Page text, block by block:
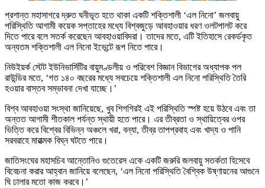
প্রশান্ত মহাসাগরে দ্রুত ঘনীভূত হতে থাকা একটি শক্তিশালী ‘এল নিনো’ জলবায়ু
পরিস্থিতি আগামী কয়েক সপ্তাহের মধ্যে বিশ্বজুড়ে আবহাওয়ার ধরণ ওলটপালট করে
দিতে পারে বলে সতর্ক করেছেন আবহাওয়াবিদরা। তাদের মতে, এটি ইতিহাসে রেকর্ডকৃত
অন্যতম শক্তিশালী এল নিনো ইভেন্টে রূপ নিতে পারে।
নিউইয়র্ক স্টেট ইউনিভার্সিটির বায়ুমণ্ডলীয় ও পরিবেশ বিজ্ঞান বিভাগের অধ্যাপক পল
রাউন্ডির মতে, ‘গত ১৪০ বছরের মধ্যে সবচেয়ে শক্তিশালী এল নিনো পরিস্থিতি তৈরি
হওয়ার বাস্তব সম্ভাবনা দেখা যাচ্ছে।’
বিশ্ব আবহাওয়া সংস্থা জানিয়েছে, খুব শিগগিরই এই পরিস্থিতি স্পষ্ট হয়ে উঠবে এবং তা
অন্তত আগামী শীতকাল পর্যন্ত স্থায়ী হতে পারে। এর তীব্রতা ও স্থায়িত্বের ওপর
ভিত্তি করে বিশ্বের বিভিন্ন অঞ্চলে খরা, বন্যা, তীব্র তাপপ্রবাহ এবং খাদ্য ও পানি
সরবরাহে মারাত্মক বিঘ্ন ঘটতে পারে।
জাতিসংঘের মহাসচিব আন্তোনিও গুতেরেস একে একটি জরুরি জলবায়ু সতর্কতা হিসেবে
বিবেচনা করার আহ্বান জানিয়ে বলেছেন, ‘এল নিনো পরিস্থিতি বৈশ্বিক উষ্ণায়নের আগুনে
ঘি ঢালার মতো কাজ করবে।’